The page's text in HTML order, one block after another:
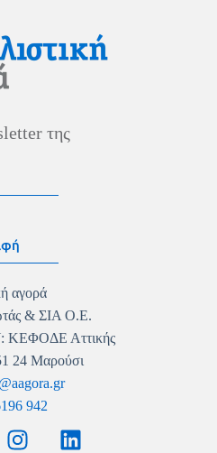
της
αγορά
& ΣΙΑ Ο.Ε.
ΚΕΦΟΔΕ Αττικής
24 Μαρούσι
942